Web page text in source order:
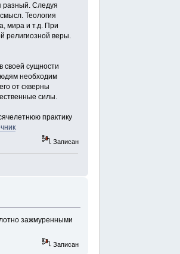
разный. Следуя
Теология
мира и т.д. При
религиозной веры.
своей сущности
необходим
от скверны
силы.
практику
Записан
зажмуренными
Записан